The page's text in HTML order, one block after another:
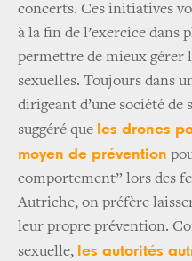
concerts. Ces initiatives
à la fin de l’exercice dans
permettre de mieux gérer
sexuelles. Toujours dans
dirigeant d’une société
suggéré que les drones
moyen de prévention
comportement” lors des
Autriche, on préfère
leur propre prévention.
sexuelle, les autorités